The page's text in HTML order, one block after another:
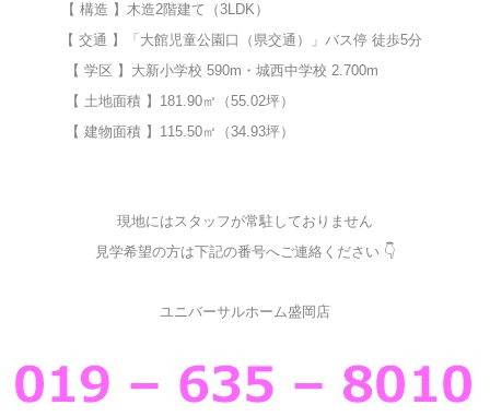
【 構造 】木造2階建て（3LDK）
【 交通 】「大館児童公園口（県交通）」バス停 徒歩5分
【 学区 】大新小学校 590m・城西中学校 2.700m
【 土地面積 】181.90㎡（55.02坪）
【 建物面積 】115.50㎡（34.93坪）
現地にはスタッフが常駐しておりません
見学希望の方は下記の番号へご連絡ください 👇
ユニバーサルホーム盛岡店